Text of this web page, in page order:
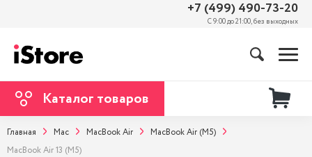
+7 (499) 490-73-20
С 9:00 до 21:00, без выходных
Каталог товаров
Главная Mac MacBook Air
MacBook Air (M5)
MacBook Air 13 (M5)